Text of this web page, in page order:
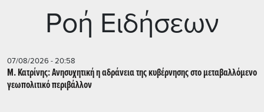
Ρoή Ειδήσεων
07/08/2026 - 20:58
Μ. Κατρίνης: Ανησυχητική η αδράνεια της κυβέρνησης στο μεταβαλλόμενο
γεωπολιτικό περιβάλλον